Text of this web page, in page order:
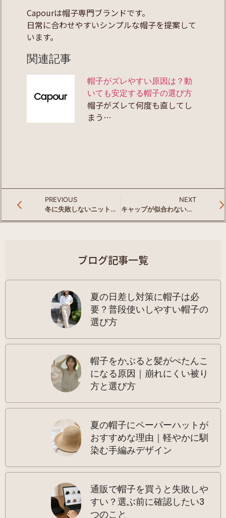
Capourは帽子専門ブランドです。
日常に合わせやすいシンプルな帽子を提案して
います。
関連記事
帽子がズレやすい原因は？動
いても安定する帽子の選び方
帽子がズレて何度も直してし
まう…
PREVIOUS
冬に失敗しないニット帽の被り方｜深く被るとダサく見える理由と整えるコツ
NEXT
キャップが似合わないと感じる理由｜失敗しやすい被り方と整え方
ブログ記事一覧
夏の日差し対策に帽子は必
要？普段使いしやすい帽子の
選び方
帽子をかぶると髪がぺたんこ
になる原因｜崩れにくい被り
方と選び方
夏の帽子にペーパーハットが
おすすめな理由｜軽やかに馴
染む手編みデザイン
通販で帽子を買うと失敗しや
すい？選ぶ前に確認したい3
つのこと